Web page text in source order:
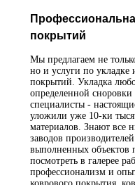
покрытий
Мы предлагаем не
но и услуги по
покрытий. Укладка
определенной
специалисты -
уложили уже 10-ки
материалов. Знают все
заводов
выполненных объектов
посмотреть в галерее
профессионализм и